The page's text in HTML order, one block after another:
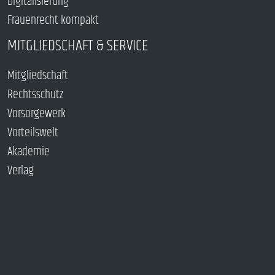
Frauenrecht kompakt
MITGLIEDSCHAFT & SERVICE
Mitgliedschaft
Rechtsschutz
Vorsorgewerk
Vorteilswelt
Akademie
Verlag